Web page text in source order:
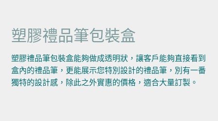
塑膠禮品筆包裝盒
塑膠禮品筆包裝盒能夠做成透明狀，讓客戶能夠直接看到
盒內的禮品筆，更能展示您特別設計的禮品筆，別有一番
獨特的設計感，除此之外實惠的價格，適合大量訂製。